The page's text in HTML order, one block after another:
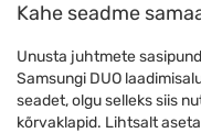
Kahe seadme
Unusta juhtmete
Samsungi DUO
seadet, olgu selleks siis
kõrvaklapid. Lihtsalt